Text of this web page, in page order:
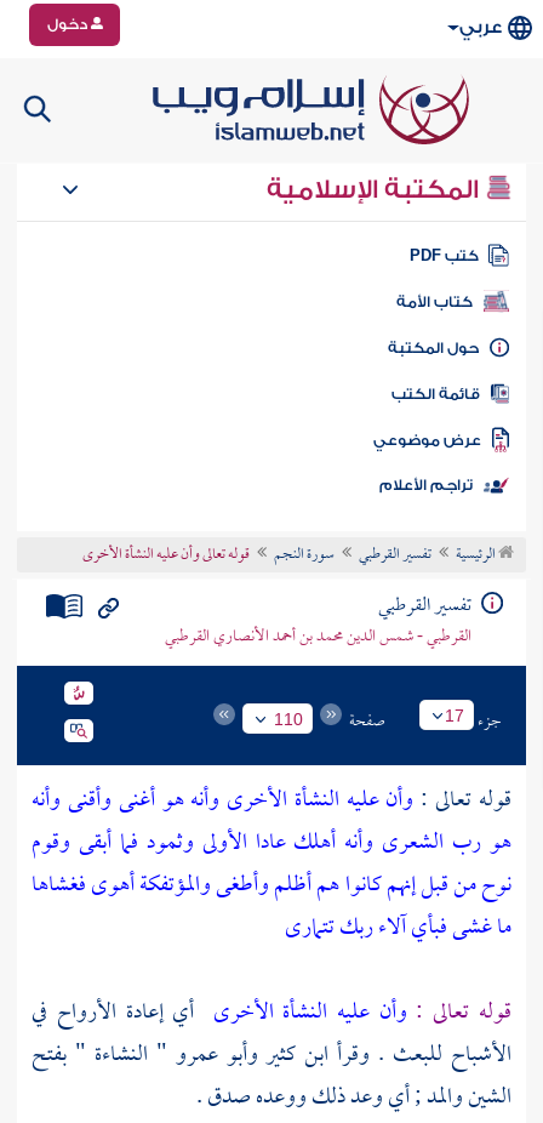
عربي دخول
المكتبة الإسلامية
كتب PDF
كتاب الأمة
المكتبة
الكتب
موضوعي
تراجم الأعلام
الرئيسية تفسير القرطبي سورة النجم قوله تعالى وأن عليه النشأة الأخرى
تفسير القرطبي
القرطبي - شمس الدين محمد بن أحمد الأنصاري القرطبي
جزء 17 صفحة 110
قوله تعالى : وأن عليه النشأة الأخرى وأنه هو أغنى وأقنى وأنه
هو رب الشعرى وأنه أهلك عادا الأولى وثمود فما أبقى وقوم
نوح من قبل إنهم كانوا هم أظلم وأطغى والمؤتفكة أهوى فغشاها
ما غشى فبأي آلاء ربك تتمارى
قوله تعالى : وأن عليه النشأة الأخرى أي إعادة الأرواح في
الأشباح للبعث . وقرأ ابن كثيروأبو عمرو " النشاءة " بفتح
الشين والمد ; أي وعد ذلك ووعده صدق .